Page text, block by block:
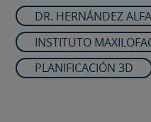
DR. HERNÁNDEZ
INSTITUTO
PLANIFICACIÓN 3D